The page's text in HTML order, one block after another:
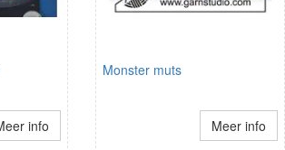
info
Monster muts
Meer info